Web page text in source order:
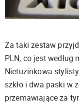
Za taki zestaw
PLN, co jest
Nietuzinkowa
szkło i dwa paski w
przemawiające za